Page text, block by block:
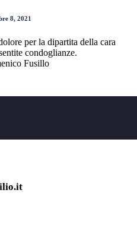
8, 2021
per la dipartita della cara
condoglianze.
Fusillo